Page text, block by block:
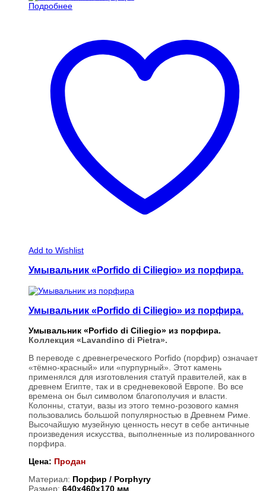
Подробнее
Add to Wishlist
Умывальник «Porfido di Ciliegio» из порфира.
Умывальник «Porfido di Ciliegio» из порфира.
Умывальник «Porfido di Ciliegio» из порфира.
Коллекция «Lavandino di Pietra».
В переводе с древнегреческого Porfido (порфир) означает
«тёмно-красный» или «пурпурный». Этот камень
применялся для изготовления статуй правителей, как в
древнем Египте, так и в средневековой Европе. Во все
времена он был символом благополучия и власти.
Колонны, статуи, вазы из этого темно-розового камня
пользовались большой популярностью в Древнем Риме.
Высочайшую музейную ценность несут в себе античные
произведения искусства, выполненные из полированного
порфира.
Цена: Продан
Материал: Порфир / Porphyry
Размер: 640х460х170 мм